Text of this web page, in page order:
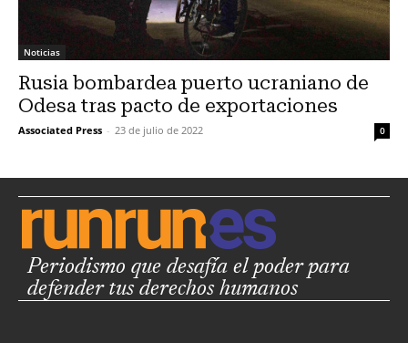
Noticias
Rusia bombardea puerto ucraniano de
Odesa tras pacto de exportaciones
Associated Press - 23 de julio de 2022 0
Periodismo que desafía el poder para
defender tus derechos humanos